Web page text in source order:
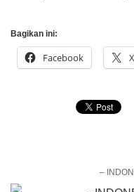
Bagikan ini:
Facebook X
–